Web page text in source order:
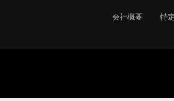
会社概要 特